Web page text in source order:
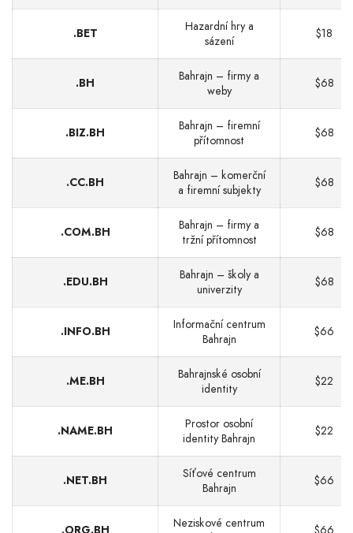
.BET
Hazardní hry a
sázení
$18
.BH
Bahrajn – firmy a
weby
$68
.BIZ.BH
Bahrajn – firemní
přítomnost
$68
.CC.BH
Bahrajn – komerční
a firemní subjekty
$68
.COM.BH
Bahrajn – firmy a
tržní přítomnost
$68
.EDU.BH
Bahrajn – školy a
univerzity
$68
.INFO.BH
Informační centrum
Bahrajn
$66
.ME.BH
Bahrajnské osobní
identity
$22
.NAME.BH
Prostor osobní
identity Bahrajn
$22
.NET.BH
Síťové centrum
Bahrajn
$66
.ORG.BH
Neziskové centrum
$66